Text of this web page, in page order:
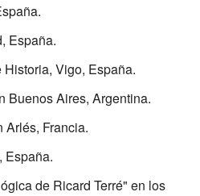
España.
Vigo, España.
Buenos Aires, Argentina.
Arlés, Francia.
España.
de Ricard Terré" en los